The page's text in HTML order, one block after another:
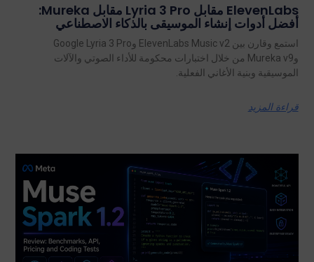
ElevenLabs مقابل Lyria 3 Pro مقابل Mureka:
أفضل أدوات إنشاء الموسيقى بالذكاء الاصطناعي
استمع وقارن بين ElevenLabs Music v2 وGoogle Lyria 3 Pro
وMureka v9 من خلال اختبارات محكومة للأداء الصوتي والآلات
الموسيقية وبنية الأغاني الفعلية.
قراءة المزيد